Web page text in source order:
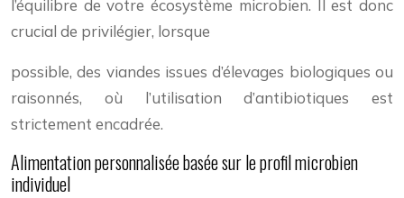
l’équilibre de votre écosystème microbien. Il est donc
crucial de privilégier, lorsque
possible, des viandes issues d’élevages biologiques ou
raisonnés, où l’utilisation d’antibiotiques est
strictement encadrée.
Alimentation personnalisée basée sur le profil microbien
individuel